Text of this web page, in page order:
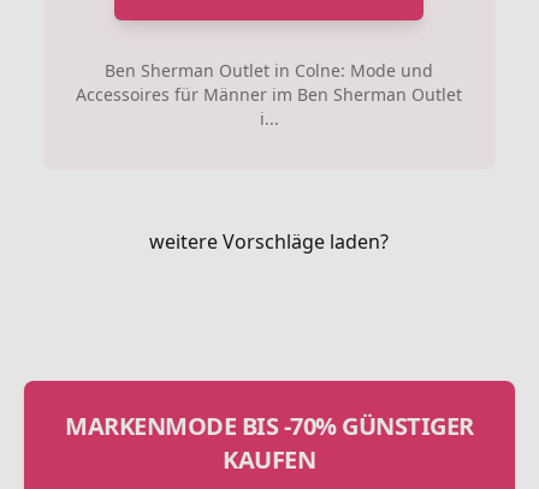
Ben Sherman Outlet in Colne: Mode und
Accessoires für Männer im Ben Sherman Outlet
i...
weitere Vorschläge laden?
MARKENMODE BIS -70% GÜNSTIGER
KAUFEN